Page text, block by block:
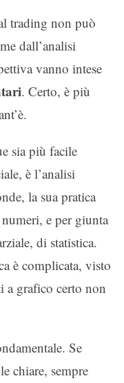
trading non può
dall’analisi
vanno intese
. Certo, è più
sia più facile
è l’analisi
la sua pratica
e per giunta
di statistica.
è complicata, visto
a grafico certo non
Se
chiare, sempre